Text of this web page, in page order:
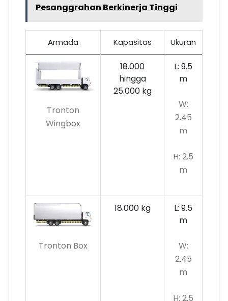
Pesanggrahan Berkinerja Tinggi
Armada Kapasitas Ukuran
Tronton
Wingbox
18.000
hingga
25.000 kg
L: 9.5
m
W:
2.45
m
H: 2.5
m
Tronton Box
18.000 kg
L: 9.5
m
W:
2.45
m
H: 2.5